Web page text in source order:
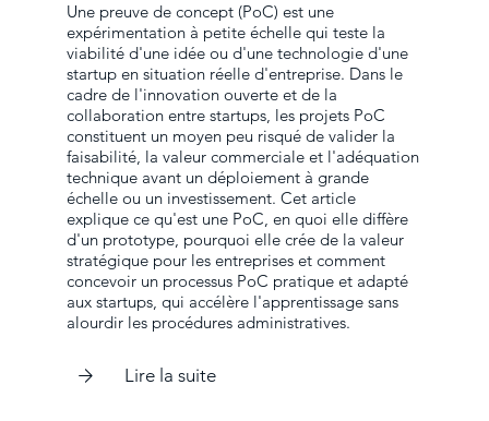
Une preuve de concept (PoC) est une
expérimentation à petite échelle qui teste la
viabilité d'une idée ou d'une technologie d'une
startup en situation réelle d'entreprise. Dans le
cadre de l'innovation ouverte et de la
collaboration entre startups, les projets PoC
constituent un moyen peu risqué de valider la
faisabilité, la valeur commerciale et l'adéquation
technique avant un déploiement à grande
échelle ou un investissement. Cet article
explique ce qu'est une PoC, en quoi elle diffère
d'un prototype, pourquoi elle crée de la valeur
stratégique pour les entreprises et comment
concevoir un processus PoC pratique et adapté
aux startups, qui accélère l'apprentissage sans
alourdir les procédures administratives.
Lire la suite